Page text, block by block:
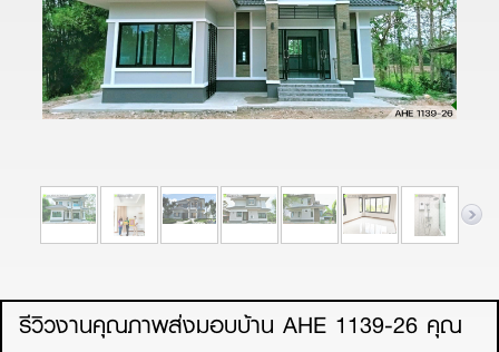
รีวิวงานคุณภาพส่งมอบบ้าน AHE 1139-26 คุณ